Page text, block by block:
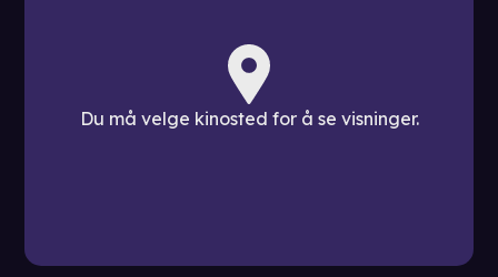
Du må velge kinosted for å se visninger.